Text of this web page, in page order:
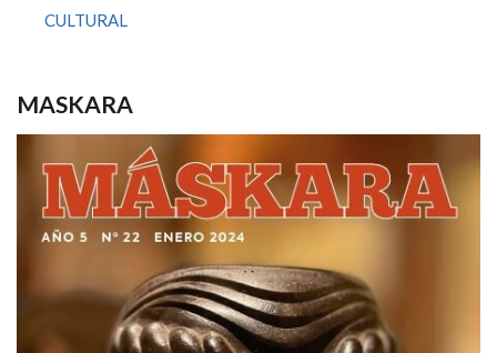
CULTURAL
MASKARA